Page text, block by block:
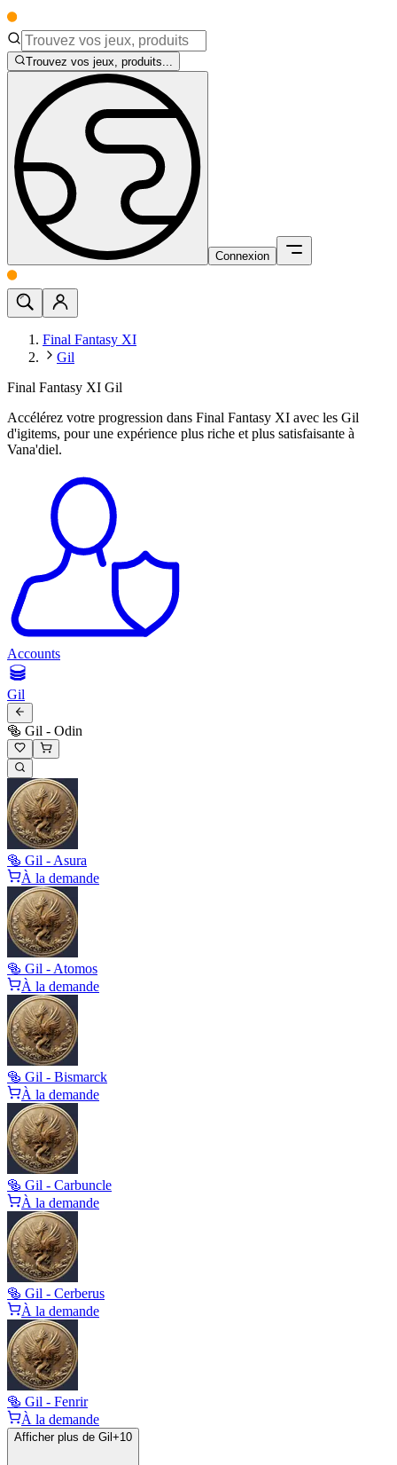
Trouvez vos jeux, produits...
Connexion
Final Fantasy XI
Gil
Final Fantasy XI Gil
Accélérez votre progression dans Final Fantasy XI avec les Gil
d'igitems, pour une expérience plus riche et plus satisfaisante à
Vana'diel.
Accounts
Gil
🥯 Gil - Odin
🥯 Gil - Asura
À la demande
🥯 Gil - Atomos
À la demande
🥯 Gil - Bismarck
À la demande
🥯 Gil - Carbuncle
À la demande
🥯 Gil - Cerberus
À la demande
🥯 Gil - Fenrir
À la demande
Afficher plus de Gil +10